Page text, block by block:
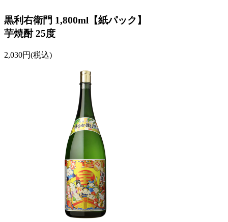
黒利右衛門 1,800ml【紙パック】
芋焼酎 25度
2,030円(税込)